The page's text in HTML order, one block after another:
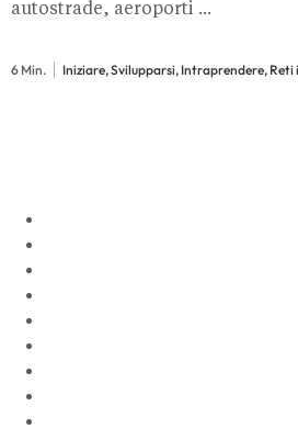
autostrade, aeroporti ...
6 Min. Iniziare, Svilupparsi, Intraprendere,